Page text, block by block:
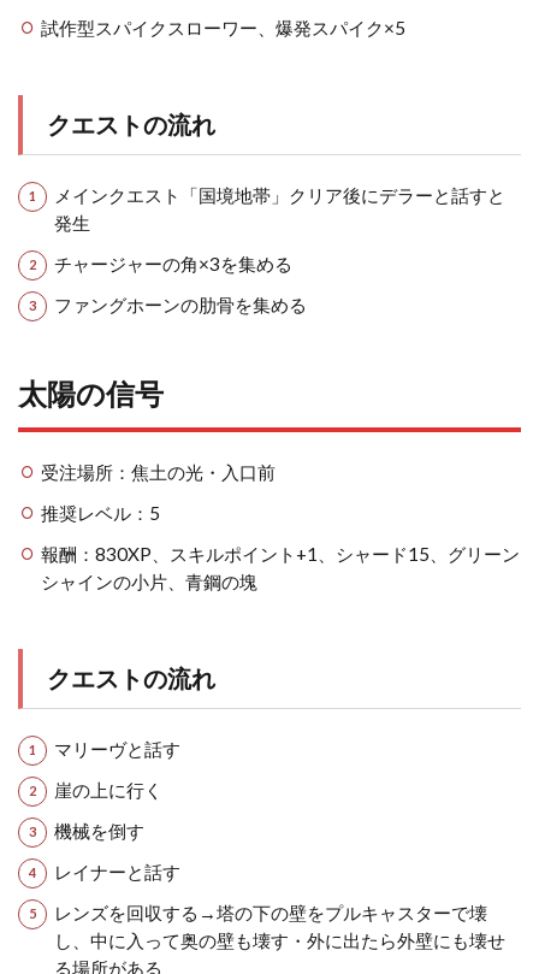
試作型スパイクスローワー、爆発スパイク×5
クエストの流れ
メインクエスト「国境地帯」クリア後にデラーと話すと
発生
チャージャーの角×3を集める
ファングホーンの肋骨を集める
太陽の信号
受注場所：焦土の光・入口前
推奨レベル：5
報酬：830XP、スキルポイント+1、シャード15、グリーン
シャインの小片、青鋼の塊
クエストの流れ
マリーヴと話す
崖の上に行く
機械を倒す
レイナーと話す
レンズを回収する→塔の下の壁をプルキャスターで壊
し、中に入って奥の壁も壊す・外に出たら外壁にも壊せ
る場所がある